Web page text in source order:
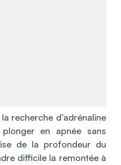
recherche d’adrénaline
en apnée sans
de la profondeur du
difficile la remontée à